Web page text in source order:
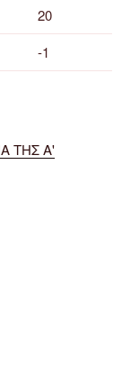
20
-1
ΤΗΣ Α'